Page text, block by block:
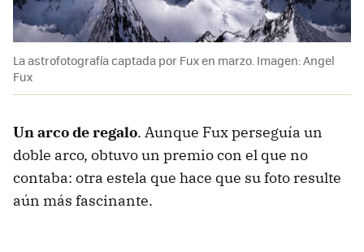
La astrofotografía captada por Fux en marzo. Imagen: Angel
Fux
Un arco de regalo. Aunque Fux perseguía un
doble arco, obtuvo un premio con el que no
contaba: otra estela que hace que su foto resulte
aún más fascinante.